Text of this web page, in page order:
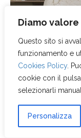
Diamo
Questo sito si
funzionamento e
Cookies Policy.
cookie con il
selezionarli
Personalizza